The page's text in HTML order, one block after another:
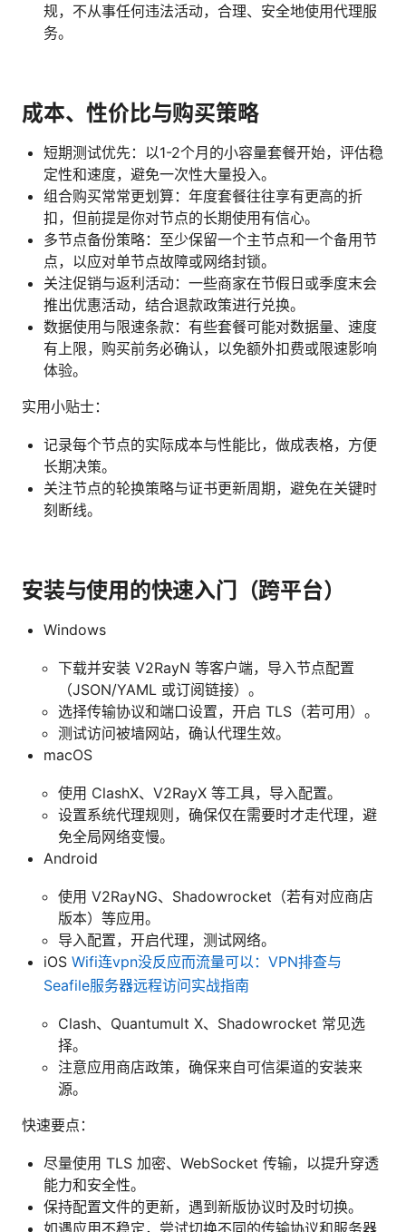
规，不从事任何违法活动，合理、安全地使用代理服
务。
成本、性价比与购买策略
短期测试优先：以1-2个月的小容量套餐开始，评估稳
定性和速度，避免一次性大量投入。
组合购买常常更划算：年度套餐往往享有更高的折
扣，但前提是你对节点的长期使用有信心。
多节点备份策略：至少保留一个主节点和一个备用节
点，以应对单节点故障或网络封锁。
关注促销与返利活动：一些商家在节假日或季度末会
推出优惠活动，结合退款政策进行兑换。
数据使用与限速条款：有些套餐可能对数据量、速度
有上限，购买前务必确认，以免额外扣费或限速影响
体验。
实用小贴士：
记录每个节点的实际成本与性能比，做成表格，方便
长期决策。
关注节点的轮换策略与证书更新周期，避免在关键时
刻断线。
安装与使用的快速入门（跨平台）
Windows
下载并安装 V2RayN 等客户端，导入节点配置
（JSON/YAML 或订阅链接）。
选择传输协议和端口设置，开启 TLS（若可用）。
测试访问被墙网站，确认代理生效。
macOS
使用 ClashX、V2RayX 等工具，导入配置。
设置系统代理规则，确保仅在需要时才走代理，避
免全局网络变慢。
Android
使用 V2RayNG、Shadowrocket（若有对应商店
版本）等应用。
导入配置，开启代理，测试网络。
iOS Wifi连vpn没反应而流量可以：VPN排查与
Seafile服务器远程访问实战指南
Clash、Quantumult X、Shadowrocket 常见选
择。
注意应用商店政策，确保来自可信渠道的安装来
源。
快速要点：
尽量使用 TLS 加密、WebSocket 传输，以提升穿透
能力和安全性。
保持配置文件的更新，遇到新版协议时及时切换。
如遇应用不稳定，尝试切换不同的传输协议和服务器